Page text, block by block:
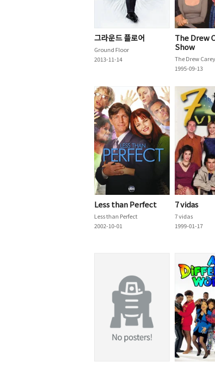
그라운드 플로어
Ground Floor
2013-11-14
The Drew
Show
The Drew
1995-09-13
Less than Perfect
Less than Perfect
2002-10-01
7 vidas
7 vidas
1999-01-17